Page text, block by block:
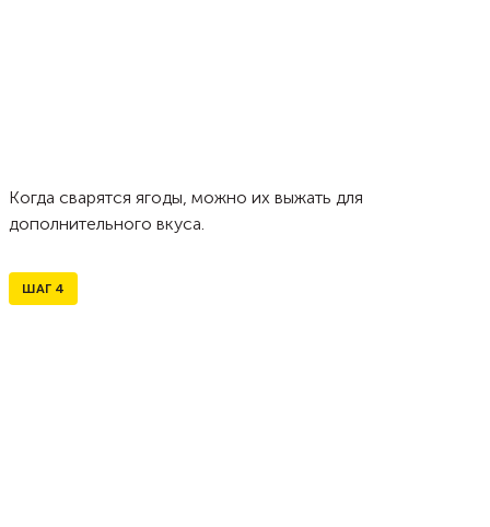
Когда сварятся ягоды, можно их выжать для
дополнительного вкуса.
ШАГ 4